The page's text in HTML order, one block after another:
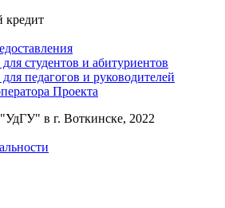
кредит
студентов и абитуриентов
педагогов и руководителей
ратора Проекта
в г. Воткинске, 2022